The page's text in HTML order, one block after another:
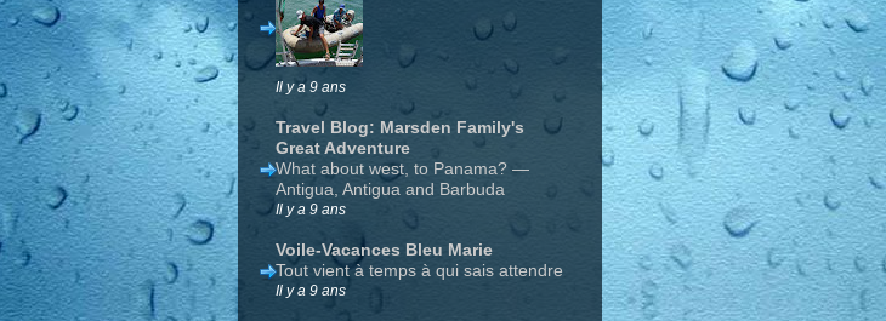
Il y a 9 ans
Travel Blog: Marsden Family's
Great Adventure
What about west, to Panama? —
Antigua, Antigua and Barbuda
Il y a 9 ans
Voile-Vacances Bleu Marie
Tout vient à temps à qui sais attendre
Il y a 9 ans